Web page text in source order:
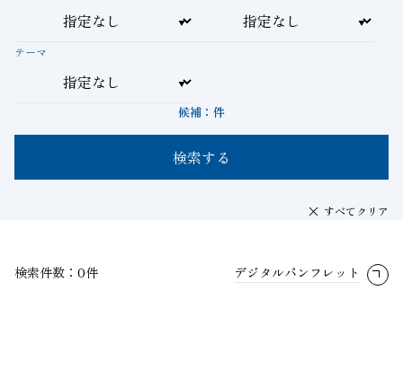
テーマ
候補： 件
検索する
すべてクリア
検索件数：0件 デジタルパンフレット